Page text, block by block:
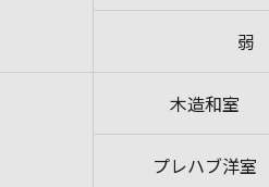
弱
木造和室
プレハブ洋室